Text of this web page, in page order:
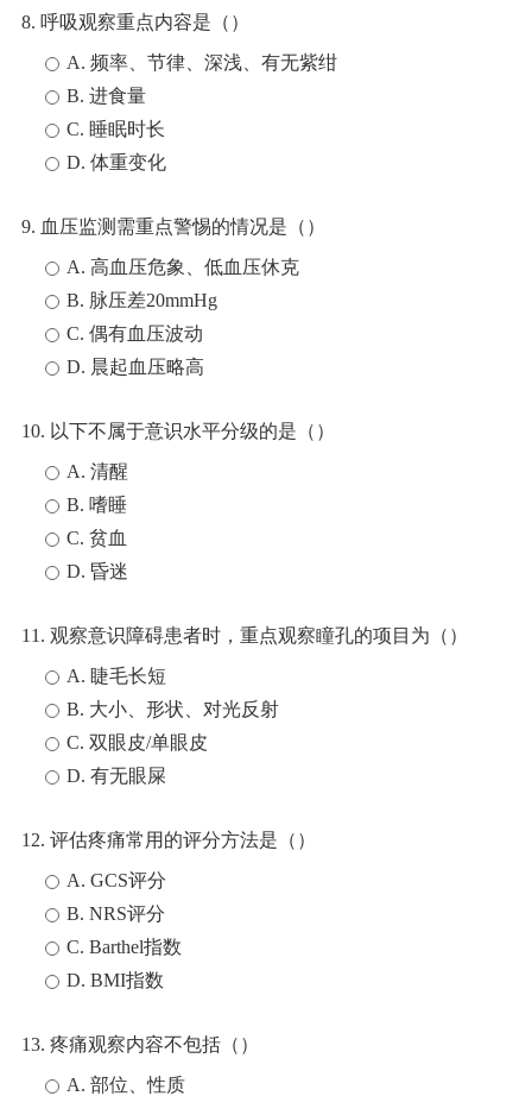
8. 呼吸观察重点内容是（）
A. 频率、节律、深浅、有无紫绀
B. 进食量
C. 睡眠时长
D. 体重变化
9. 血压监测需重点警惕的情况是（）
A. 高血压危象、低血压休克
B. 脉压差20mmHg
C. 偶有血压波动
D. 晨起血压略高
10. 以下不属于意识水平分级的是（）
A. 清醒
B. 嗜睡
C. 贫血
D. 昏迷
11. 观察意识障碍患者时，重点观察瞳孔的项目为（）
A. 睫毛长短
B. 大小、形状、对光反射
C. 双眼皮/单眼皮
D. 有无眼屎
12. 评估疼痛常用的评分方法是（）
A. GCS评分
B. NRS评分
C. Barthel指数
D. BMI指数
13. 疼痛观察内容不包括（）
A. 部位、性质